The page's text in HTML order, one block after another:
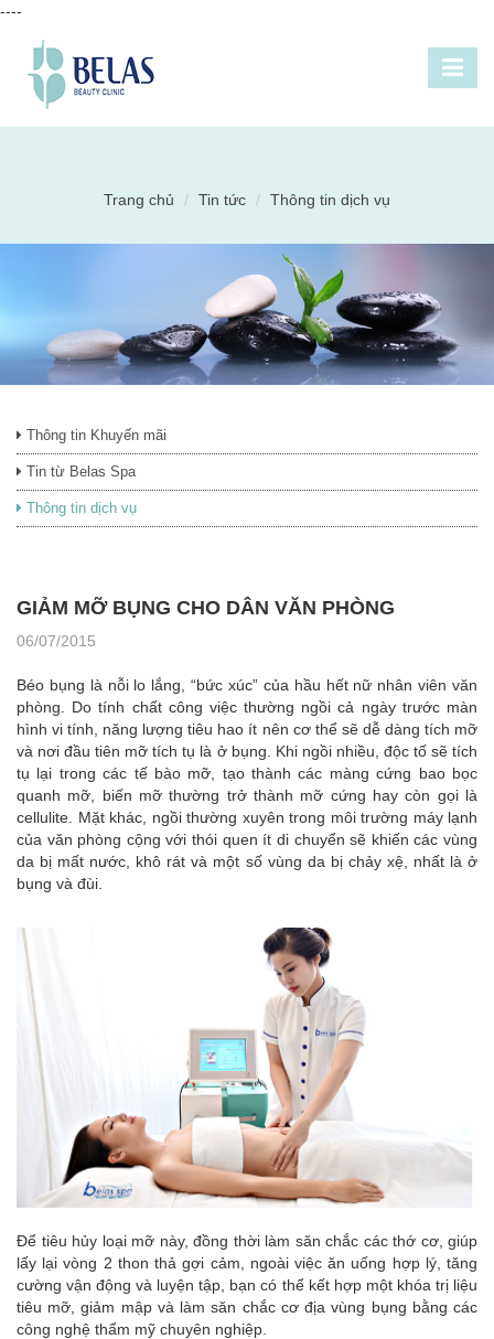
----
Trang chủ Tin tức Thông tin dịch vụ
Thông tin Khuyến mãi
Tin từ Belas Spa
Thông tin dịch vụ
GIẢM MỠ BỤNG CHO DÂN VĂN PHÒNG
06/07/2015
Béo bụng là nỗi lo lắng, “bức xúc” của hầu hết nữ nhân viên văn
phòng. Do tính chất công việc thường ngồi cả ngày trước màn
hình vi tính, năng lượng tiêu hao ít nên cơ thể sẽ dễ dàng tích mỡ
và nơi đầu tiên mỡ tích tụ là ở bụng. Khi ngồi nhiều, độc tố sẽ tích
tụ lại trong các tế bào mỡ, tạo thành các màng cứng bao bọc
quanh mỡ, biến mỡ thường trở thành mỡ cứng hay còn gọi là
cellulite. Mặt khác, ngồi thường xuyên trong môi trường máy lạnh
của văn phòng cộng với thói quen ít di chuyển sẽ khiến các vùng
da bị mất nước, khô rát và một số vùng da bị chảy xệ, nhất là ở
bụng và đùi.
Để tiêu hủy loại mỡ này, đồng thời làm săn chắc các thớ cơ, giúp
lấy lại vòng 2 thon thả gợi cảm, ngoài việc ăn uống hợp lý, tăng
cường vận động và luyện tập, bạn có thể kết hợp một khóa trị liệu
tiêu mỡ, giảm mập và làm săn chắc cơ địa vùng bụng bằng các
công nghệ thẩm mỹ chuyên nghiệp.